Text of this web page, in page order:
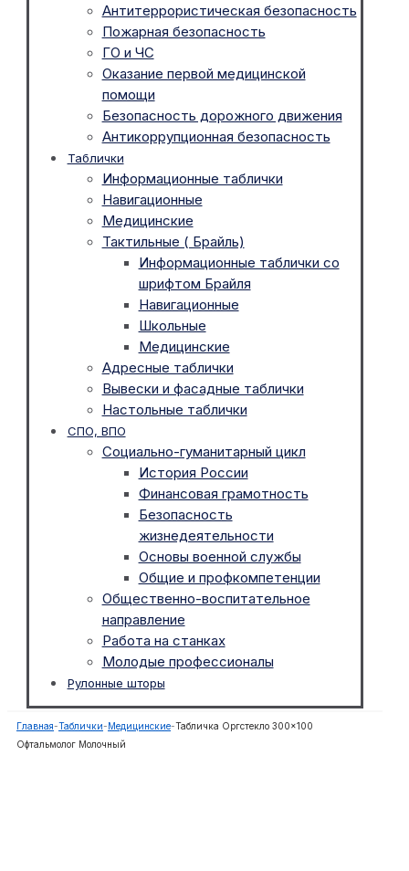
Антитеррористическая безопасность
Пожарная безопасность
ГО и ЧС
Оказание первой медицинской
помощи
Безопасность дорожного движения
Антикоррупционная безопасность
Таблички
Информационные таблички
Навигационные
Медицинские
Тактильные ( Брайль)
Информационные таблички со
шрифтом Брайля
Навигационные
Школьные
Медицинские
Адресные таблички
Вывески и фасадные таблички
Настольные таблички
СПО, ВПО
Социально-гуманитарный цикл
История России
Финансовая грамотность
Безопасность
жизнедеятельности
Основы военной службы
Общие и профкомпетенции
Общественно-воспитательное
направление
Работа на станках
Молодые профессионалы
Рулонные шторы
Главная-Таблички- Медицинские-Табличка Оргстекло 300×100
Офтальмолог Молочный